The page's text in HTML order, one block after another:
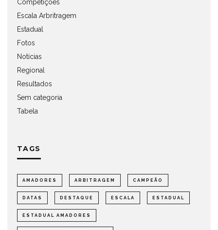
Competições
Escala Arbritragem
Estadual
Fotos
Notícias
Regional
Resultados
Sem categoria
Tabela
TAGS
AMADORES ARBITRAGEM CAMPEÃO
DATAS DESTAQUE ESCALA ESTADUAL
ESTADUAL AMADORES